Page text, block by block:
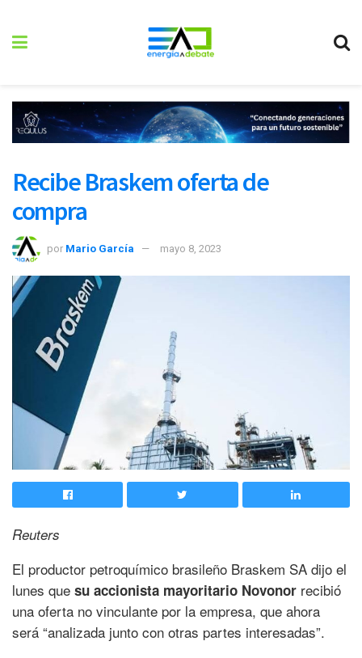
Recibe Braskem oferta de
compra
por Mario García mayo 8, 2023
Reuters
El productor petroquímico brasileño Braskem SA dijo el
lunes que su accionista mayoritario Novonor recibió
una oferta no vinculante por la empresa, que ahora
será “analizada junto con otras partes interesadas”.